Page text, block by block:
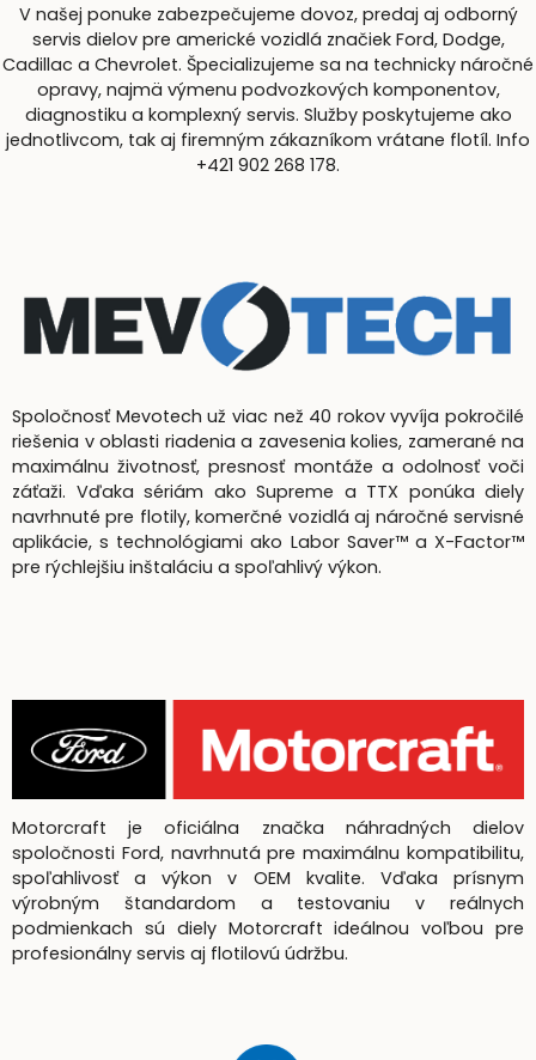
V našej ponuke zabezpečujeme dovoz, predaj aj odborný
servis dielov pre americké vozidlá značiek Ford, Dodge,
Cadillac a Chevrolet. Špecializujeme sa na technicky náročné
opravy, najmä výmenu podvozkových komponentov,
diagnostiku a komplexný servis. Služby poskytujeme ako
jednotlivcom, tak aj firemným zákazníkom vrátane flotíl. Info
+421 902 268 178.
Spoločnosť Mevotech už viac než 40 rokov vyvíja pokročilé
riešenia v oblasti riadenia a zavesenia kolies, zamerané na
maximálnu životnosť, presnosť montáže a odolnosť voči
záťaži. Vďaka sériám ako Supreme a TTX ponúka diely
navrhnuté pre flotily, komerčné vozidlá aj náročné servisné
aplikácie, s technológiami ako Labor Saver™ a X-Factor™
pre rýchlejšiu inštaláciu a spoľahlivý výkon.
Motorcraft je oficiálna značka náhradných dielov
spoločnosti Ford, navrhnutá pre maximálnu kompatibilitu,
spoľahlivosť a výkon v OEM kvalite. Vďaka prísnym
výrobným štandardom a testovaniu v reálnych
podmienkach sú diely Motorcraft ideálnou voľbou pre
profesionálny servis aj flotilovú údržbu.